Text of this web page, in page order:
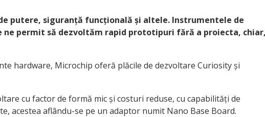
putere, siguranță funcțională și altele. Instrumentele de
permit să dezvoltăm rapid prototipuri fără a proiecta,
hardware, Microchip oferă plăcile de dezvoltare Curiosity și
cu factor de formă mic și costuri reduse, cu capabilități de
acestea aflându-se pe un adaptor numit Nano Base Board.